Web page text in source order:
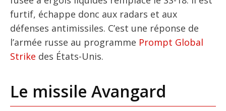
furtif, échappe donc aux radars et aux
défenses antimissiles. C’est une réponse de
l’armée russe au programme Prompt Global
Strike des États-Unis.
Le missile Avangard